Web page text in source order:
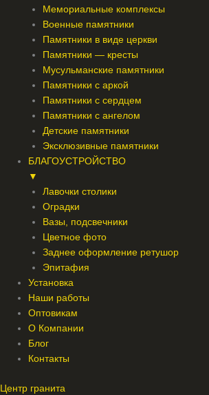
Мемориальные комплексы
Военные памятники
Памятники в виде церкви
Памятники — кресты
Мусульманские памятники
Памятники с аркой
Памятники с сердцем
Памятники с ангелом
Детские памятники
Эксклюзивные памятники
БЛАГОУСТРОЙСТВО
▼
Лавочки столики
Оградки
Вазы, подсвечники
Цветное фото
Заднее оформление ретушор
Эпитафия
Установка
Наши работы
Оптовикам
О Компании
Блог
Контакты
Центр гранита
Меню
Меню